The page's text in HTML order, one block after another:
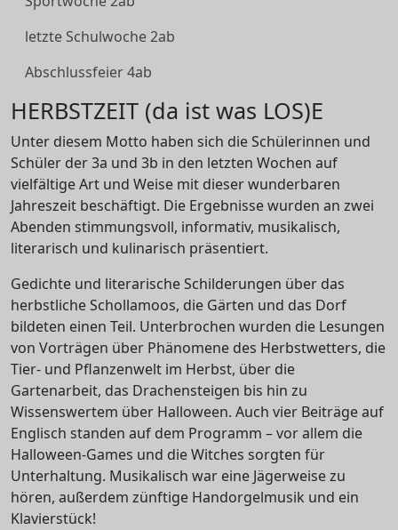
letzte Schulwoche 2ab
Abschlussfeier 4ab
HERBSTZEIT (da ist was LOS)E
Unter diesem Motto haben sich die Schülerinnen und
Schüler der 3a und 3b in den letzten Wochen auf
vielfältige Art und Weise mit dieser wunderbaren
Jahreszeit beschäftigt. Die Ergebnisse wurden an zwei
Abenden stimmungsvoll, informativ, musikalisch,
literarisch und kulinarisch präsentiert.
Gedichte und literarische Schilderungen über das
herbstliche Schollamoos, die Gärten und das Dorf
bildeten einen Teil. Unterbrochen wurden die Lesungen
von Vorträgen über Phänomene des Herbstwetters, die
Tier- und Pflanzenwelt im Herbst, über die
Gartenarbeit, das Drachensteigen bis hin zu
Wissenswertem über Halloween. Auch vier Beiträge auf
Englisch standen auf dem Programm – vor allem die
Halloween-Games und die Witches sorgten für
Unterhaltung. Musikalisch war eine Jägerweise zu
hören, außerdem zünftige Handorgelmusik und ein
Klavierstück!